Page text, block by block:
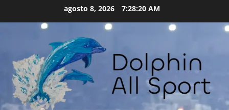
agosto 8, 2026 7:28:21 AM